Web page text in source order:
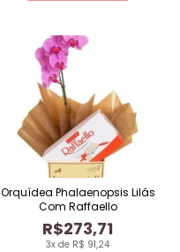
3x de R$ 91,24
R$273,71
Orquídea Phalaenopsis Lilás
Com Raffaello